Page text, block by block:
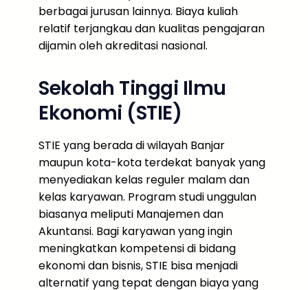
berbagai jurusan lainnya. Biaya kuliah
relatif terjangkau dan kualitas pengajaran
dijamin oleh akreditasi nasional.
Sekolah Tinggi Ilmu
Ekonomi (STIE)
STIE yang berada di wilayah Banjar
maupun kota-kota terdekat banyak yang
menyediakan kelas reguler malam dan
kelas karyawan. Program studi unggulan
biasanya meliputi Manajemen dan
Akuntansi. Bagi karyawan yang ingin
meningkatkan kompetensi di bidang
ekonomi dan bisnis, STIE bisa menjadi
alternatif yang tepat dengan biaya yang